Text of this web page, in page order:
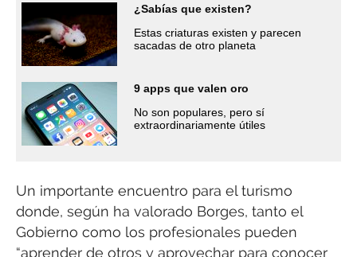
¿Sabías que existen?
Estas criaturas existen y parecen
sacadas de otro planeta
9 apps que valen oro
No son populares, pero sí
extraordinariamente útiles
Un importante encuentro para el turismo
donde, según ha valorado Borges, tanto el
Gobierno como los profesionales pueden
“aprender de otros y aprovechar para conocer